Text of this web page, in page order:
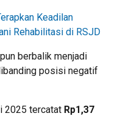
Keadilan
Rehabilitasi di RSJD
berbalik menjadi
posisi negatif
2025 tercatat Rp1,37